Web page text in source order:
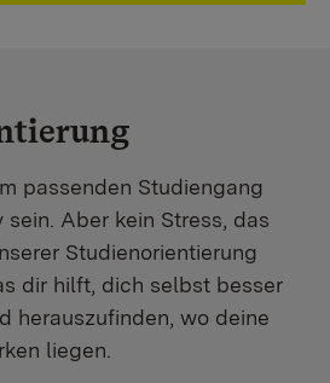
passenden Studiengang
Aber kein Stress, das
Studienorientierung
dir hilft, dich selbst besser
herauszufinden, wo deine
liegen.